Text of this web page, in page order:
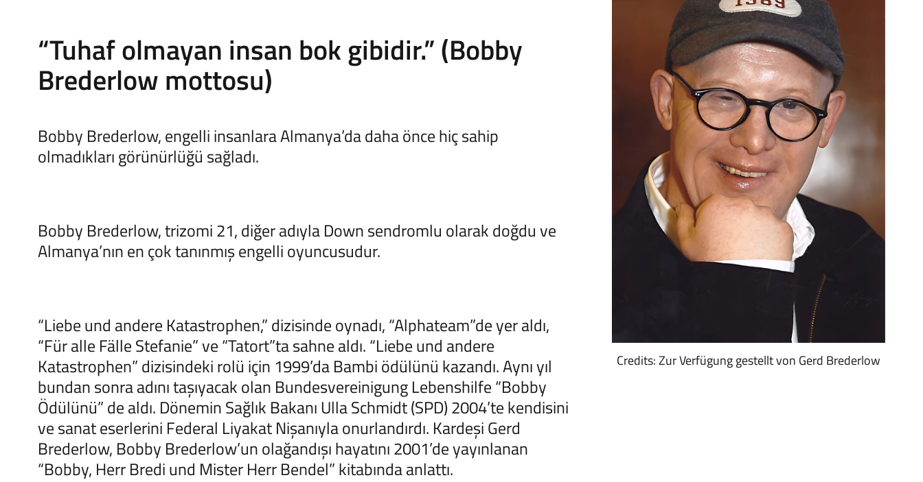
“Tuhaf olmayan insan bok gibidir.” (Bobby
Brederlow mottosu)
Bobby Brederlow, engelli insanlara Almanya’da daha önce hiç sahip
olmadıkları görünürlüğü sağladı.
Bobby Brederlow, trizomi 21, diğer adıyla Down sendromlu olarak doğdu ve
Almanya’nın en çok tanınmış engelli oyuncusudur.
“Liebe und andere Katastrophen,” dizisinde oynadı, “Alphateam”de yer aldı,
“Für alle Fälle Stefanie” ve “Tatort”ta sahne aldı. “Liebe und andere
Katastrophen” dizisindeki rolü için 1999’da Bambi ödülünü kazandı. Aynı yıl
bundan sonra adını taşıyacak olan Bundesvereinigung Lebenshilfe “Bobby
Ödülünü” de aldı. Dönemin Sağlık Bakanı Ulla Schmidt (SPD) 2004’te kendisini
ve sanat eserlerini Federal Liyakat Nişanıyla onurlandırdı. Kardeşi Gerd
Brederlow, Bobby Brederlow’un olağandışı hayatını 2001’de yayınlanan
“Bobby, Herr Bredi und Mister Herr Bendel” kitabında anlattı.
Credits: Zur Verfügung gestellt von Gerd Brederlow